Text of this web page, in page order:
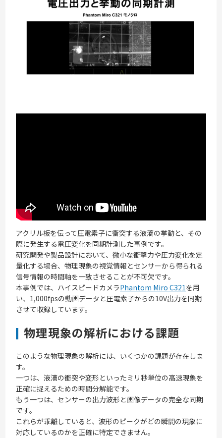
アクリル板を伝って圧電素子に衝突する液滴の挙動と、その
際に発生する電圧変化を同期計測した事例です。
研究開発や製品設計において、微小な衝撃力や圧力変化を定
量化する場合、物理現象の視覚情報とセンサーから得られる
信号情報の時間軸を一致させることが不可欠です。
本事例では、ハイスピードカメラPhantom Miro C321を用
い、1,000fpsの動画データと圧電素子からの10V出力を同期
させて収録しています。
物理現象の解析における課題
このような物理現象の解析には、いくつかの課題が存在しま
す。
一つは、液滴の衝突や変形といったミリ秒単位の高速現象を
正確に捉えるための時間分解能です。
もう一つは、センサーの出力波形と画像データの完全な同期
です。
これらが乖離していると、波形のピークがどの瞬間の現象に
対応しているのかを正確に特定できません。